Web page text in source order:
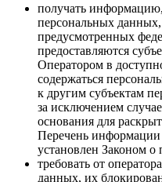
получать
персональных
предусмотренных
предоставляются
Оператором в
содержаться
к другим субъектам
за исключением
основания для
Перечень информации
установлен Законом
требовать от
данных, их